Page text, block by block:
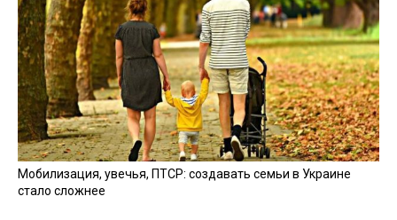
ПОСТРАДАВШИЕ МАРШРУТКА
ВИДЕО »
27 апреля 2026